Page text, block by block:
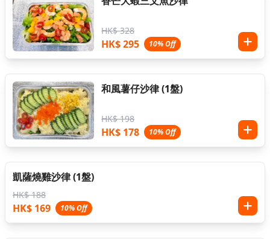
HK$ 328
HK$ 295 10% Off
和風薯仔沙律 (1盤)
HK$ 198
HK$ 178 10% Off
凱薩燒雞沙律 (1盤)
HK$ 188
HK$ 169 10% Off